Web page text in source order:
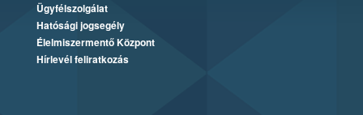
Ügyfélszolgálat
Hatósági jogsegély
Élelmiszermentő Központ
Hírlevél feliratkozás